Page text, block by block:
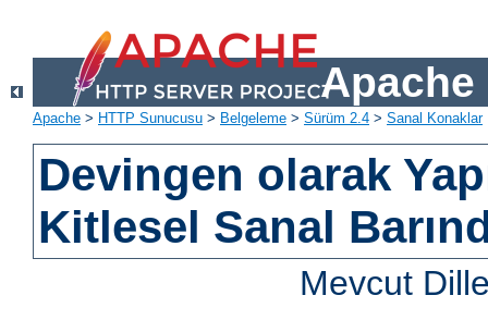
Apache
Apache > HTTP Sunucusu > Belgeleme > Sürüm 2.4 > Sanal Konaklar
Devingen olarak
Kitlesel Sanal
Mevcut